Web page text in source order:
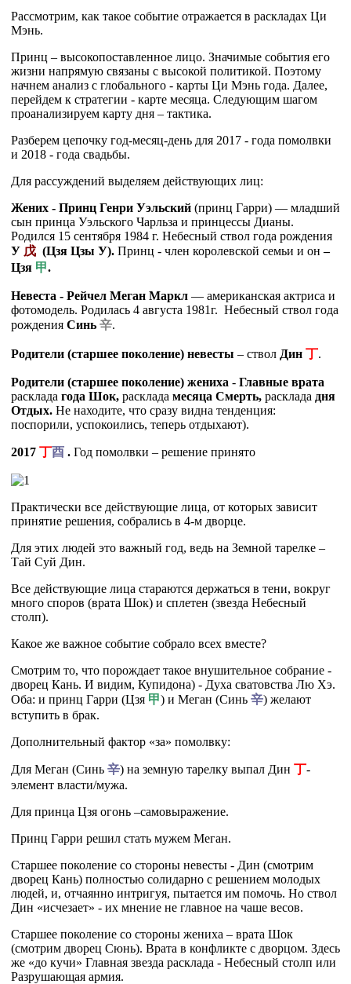
Рассмотрим, как такое событие отражается в раскладах Ци
Мэнь.
Принц – высокопоставленное лицо. Значимые события его
жизни напрямую связаны с высокой политикой. Поэтому
начнем анализ с глобального - карты Ци Мэнь года. Далее,
перейдем к стратегии - карте месяца. Следующим шагом
проанализируем карту дня – тактика.
Разберем цепочку год-месяц-день для 2017 - года помолвки
и 2018 - года свадьбы.
Для рассуждений выделяем действующих лиц:
Жених - Принц Генри Уэльский (принц Гарри) — младший
сын принца Уэльского Чарльза и принцессы Дианы.
Родился 15 сентября 1984 г. Небесный ствол года рождения
У 戊 (Цзя Цзы У). Принц - член королевской семьи и он –
Цзя 甲.
Невеста - Рейчел Меган Маркл — американская актриса и
фотомодель. Родилась 4 августа 1981г. Небесный ствол года
рождения Синь 辛.
Родители (старшее поколение) невесты – ствол Дин 丁.
Родители (старшее поколение) жениха - Главные врата
расклада года Шок, расклада месяца Смерть, расклада дня
Отдых. Не находите, что сразу видна тенденция:
поспорили, успокоились, теперь отдыхают).
2017 丁酉 . Год помолвки – решение принято
Практически все действующие лица, от которых зависит
принятие решения, собрались в 4-м дворце.
Для этих людей это важный год, ведь на Земной тарелке –
Тай Суй Дин.
Все действующие лица стараются держаться в тени, вокруг
много споров (врата Шок) и сплетен (звезда Небесный
столп).
Какое же важное событие собрало всех вместе?
Смотрим то, что порождает такое внушительное собрание -
дворец Кань. И видим, Купидона) - Духа сватовства Лю Хэ.
Оба: и принц Гарри (Цзя 甲) и Меган (Синь 辛) желают
вступить в брак.
Дополнительный фактор «за» помолвку:
Для Меган (Синь 辛) на земную тарелку выпал Дин 丁-
элемент власти/мужа.
Для принца Цзя огонь –самовыражение.
Принц Гарри решил стать мужем Меган.
Старшее поколение со стороны невесты - Дин (смотрим
дворец Кань) полностью солидарно с решением молодых
людей, и, отчаянно интригуя, пытается им помочь. Но ствол
Дин «исчезает» - их мнение не главное на чаше весов.
Старшее поколение со стороны жениха – врата Шок
(смотрим дворец Сюнь). Врата в конфликте с дворцом. Здесь
же «до кучи» Главная звезда расклада - Небесный столп или
Разрушающая армия.